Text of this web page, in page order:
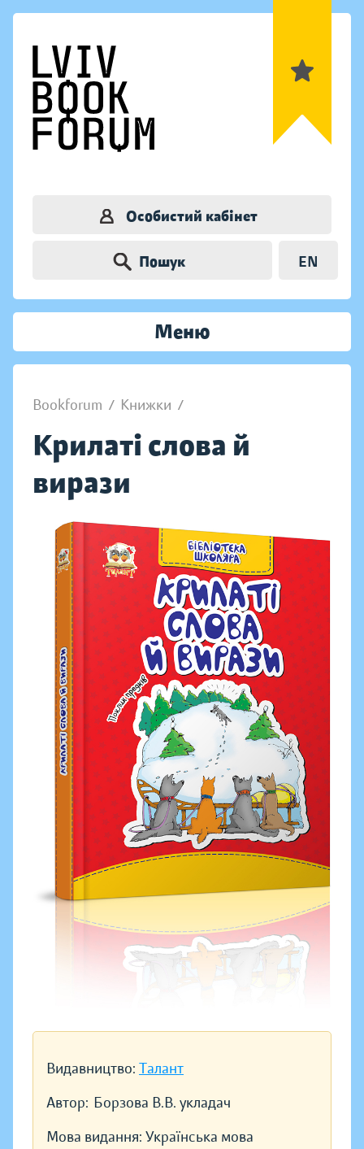
Особистий кабінет
Пошук EN
Меню
Bookforum / Книжки /
Крилаті слова й
вирази
Видавництво: Талант
Автор: Борзова В.В. укладач
Мова видання: Українська мова